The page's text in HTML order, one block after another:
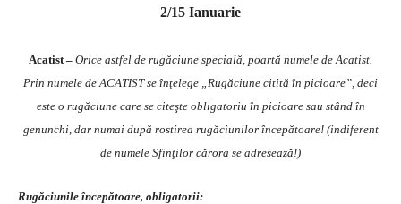
2/15 Ianuarie
Acatist – Orice astfel de rugăciune specială, poartă numele de Acatist.
Prin numele de ACATIST se înţelege „Rugăciune citită în picioare”, deci
este o rugăciune care se citeşte obligatoriu în picioare sau stând în
genunchi, dar numai după rostirea rugăciunilor începătoare! (indiferent
de numele Sfinţilor cărora se adresează!)
Rugăciunile începătoare, obligatorii: